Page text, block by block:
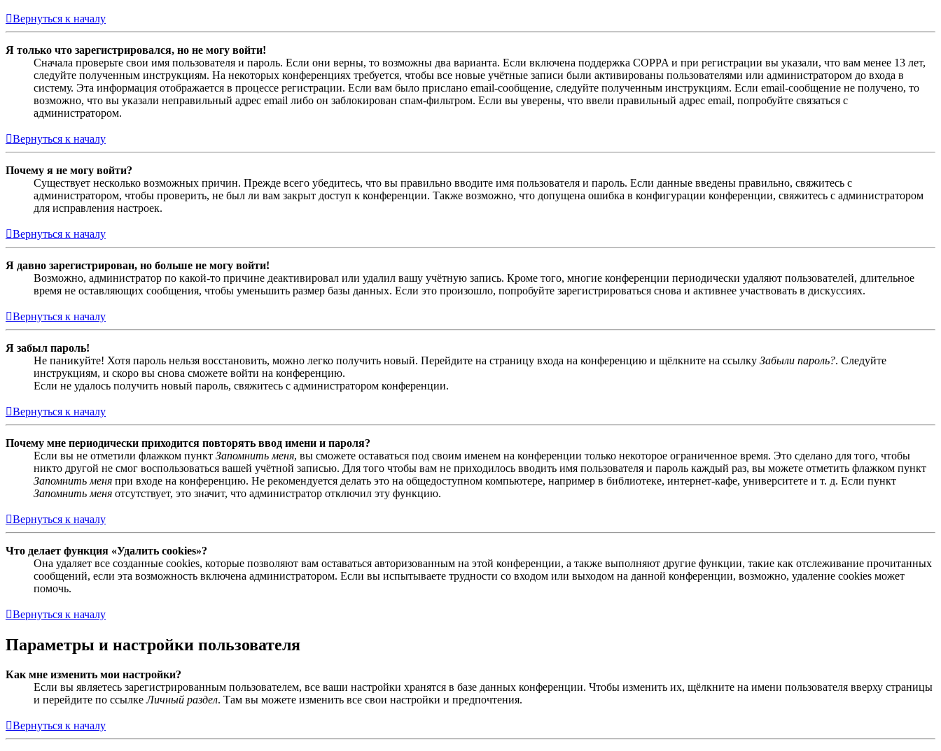
Вернуться к началу
Я только что зарегистрировался, но не могу войти!
Сначала проверьте свои имя пользователя и пароль. Если они верны, то возможны два варианта. Если включена поддержка COPPA и при регистрации вы указали, что вам менее 13 лет,
следуйте полученным инструкциям. На некоторых конференциях требуется, чтобы все новые учётные записи были активированы пользователями или администратором до входа в
систему. Эта информация отображается в процессе регистрации. Если вам было прислано email-сообщение, следуйте полученным инструкциям. Если email-сообщение не получено, то
возможно, что вы указали неправильный адрес email либо он заблокирован спам-фильтром. Если вы уверены, что ввели правильный адрес email, попробуйте связаться с
администратором.
Вернуться к началу
Почему я не могу войти?
Существует несколько возможных причин. Прежде всего убедитесь, что вы правильно вводите имя пользователя и пароль. Если данные введены правильно, свяжитесь с
администратором, чтобы проверить, не был ли вам закрыт доступ к конференции. Также возможно, что допущена ошибка в конфигурации конференции, свяжитесь с администратором
для исправления настроек.
Вернуться к началу
Я давно зарегистрирован, но больше не могу войти!
Возможно, администратор по какой-то причине деактивировал или удалил вашу учётную запись. Кроме того, многие конференции периодически удаляют пользователей, длительное
время не оставляющих сообщения, чтобы уменьшить размер базы данных. Если это произошло, попробуйте зарегистрироваться снова и активнее участвовать в дискуссиях.
Вернуться к началу
Я забыл пароль!
Не паникуйте! Хотя пароль нельзя восстановить, можно легко получить новый. Перейдите на страницу входа на конференцию и щёлкните на ссылку Забыли пароль?. Следуйте
инструкциям, и скоро вы снова сможете войти на конференцию.
Если не удалось получить новый пароль, свяжитесь с администратором конференции.
Вернуться к началу
Почему мне периодически приходится повторять ввод имени и пароля?
Если вы не отметили флажком пункт Запомнить меня, вы сможете оставаться под своим именем на конференции только некоторое ограниченное время. Это сделано для того, чтобы
никто другой не смог воспользоваться вашей учётной записью. Для того чтобы вам не приходилось вводить имя пользователя и пароль каждый раз, вы можете отметить флажком пункт
Запомнить меня при входе на конференцию. Не рекомендуется делать это на общедоступном компьютере, например в библиотеке, интернет-кафе, университете и т. д. Если пункт
Запомнить меня отсутствует, это значит, что администратор отключил эту функцию.
Вернуться к началу
Что делает функция «Удалить cookies»?
Она удаляет все созданные cookies, которые позволяют вам оставаться авторизованным на этой конференции, а также выполняют другие функции, такие как отслеживание прочитанных
сообщений, если эта возможность включена администратором. Если вы испытываете трудности со входом или выходом на данной конференции, возможно, удаление cookies может
помочь.
Вернуться к началу
Параметры и настройки пользователя
Как мне изменить мои настройки?
Если вы являетесь зарегистрированным пользователем, все ваши настройки хранятся в базе данных конференции. Чтобы изменить их, щёлкните на имени пользователя вверху страницы
и перейдите по ссылкеЛичный раздел. Там вы можете изменить все свои настройки и предпочтения.
Вернуться к началу